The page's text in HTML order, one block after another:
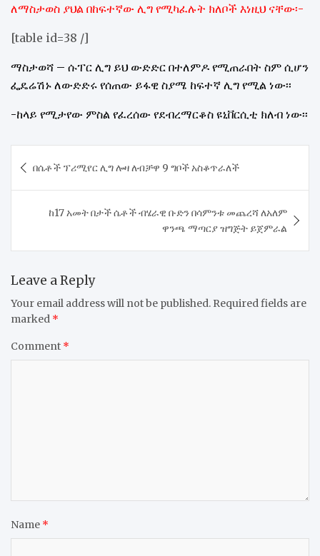
ለማስታወስ ያህል በከፍተኛው ሊግ የሚካፈሉት ክለቦች እነዚህ ናቸው፡-
[table id=38 /]
ማስታወሻ – ሱፐር ሊግ ይህ ውድድር በተለምዶ የሚጠራበት ስም ሲሆን
ፌዴሬሽኑ ለውድድሩ የሰጠው ይፋዊ ስያሜ ከፍተኛ ሊግ የሚል ነው፡፡
-ከላይ የሚታየው ምስል የፈረሰው የደብረማርቆስ ዩኒቨርሲቲ ክለብ ነው፡፡
navigation
በሴቶች ፕሪሚየር ሊግ ሎዛ ለብቻዋ 9 ግቦች አስቆጥራለች
ከ17 አመት በታች ሴቶች ብሄራዊ ቡድን በሳምንቱ መጨረሻ ለአለም
ዋንጫ ማጣርያ ዝግጅት ይጀምራል
Leave a Reply
Your email address will not be published. Required fields are
marked *
Comment *
Name *